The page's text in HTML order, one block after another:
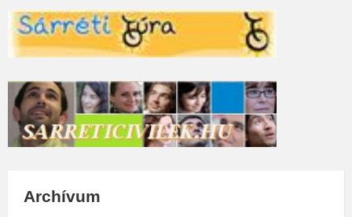
Archívum